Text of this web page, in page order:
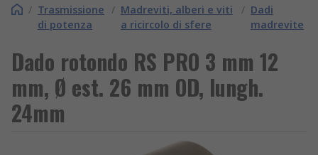
/ Trasmissione
di potenza
/ Madreviti, alberi e viti
a ricircolo di sfere
/ Dadi
madrevite
Dado rotondo RS PRO 3 mm 12
mm, Ø est. 26 mm OD, lungh.
24mm